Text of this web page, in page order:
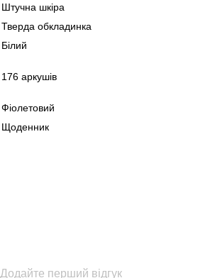
Штучна шкіра
Тверда обкладинка
Білий
176 аркушів
Фіолетовий
Щоденник
Додайте перший відгук